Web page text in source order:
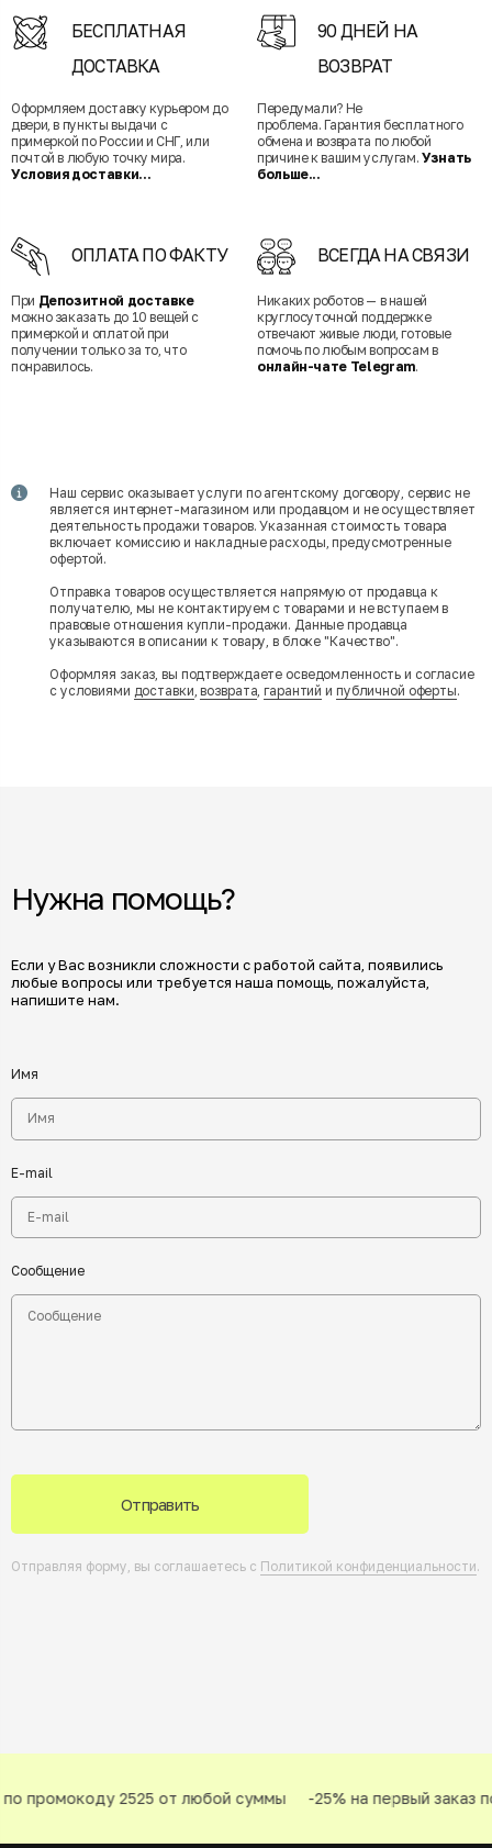
БЕСПЛАТНАЯ
ДОСТАВКА
Оформляем доставку курьером до
двери, в пункты выдачи с
примеркой по России и СНГ, или
почтой в любую точку мира.
Условия доставки...
90 ДНЕЙ НА
ВОЗВРАТ
Передумали? Не
проблема. Гарантия бесплатного
обмена и возврата по любой
причине к вашим услугам. Узнать
больше...
ОПЛАТА ПО ФАКТУ
При Депозитной доставке
можно заказать до 10 вещей с
примеркой и оплатой при
получении только за то, что
понравилось.
ВСЕГДА НА СВЯЗИ
Никаких роботов — в нашей
круглосуточной поддержке
отвечают живые люди, готовые
помочь по любым вопросам в
онлайн-чате Telegram.
Наш сервис оказывает услуги по агентскому договору, сервис не
является интернет-магазином или продавцом и не осуществляет
деятельность продажи товаров. Указанная стоимость товара
включает комиссию и накладные расходы, предусмотренные
офертой.
Отправка товаров осуществляется напрямую от продавца к
получателю, мы не контактируем с товарами и не вступаем в
правовые отношения купли-продажи. Данные продавца
указываются в описании к товару, в блоке "Качество".
Оформляя заказ, вы подтверждаете осведомленность и согласие
с условиями доставки ,возврата ,гарантий и публичной оферты.
Нужна помощь?
Если у Вас возникли сложности с работой сайта, появились
любые вопросы или требуется наша помощь, пожалуйста,
напишите нам.
Имя
E-mail
Сообщение
Отправить
Отправляя форму, вы соглашаетесь с Политикой конфиденциальности.
промокоду 2525 от любой суммы -25% на первый заказ